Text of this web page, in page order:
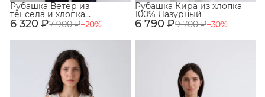
6 320 ₽7 900 ₽−20%
Рубашка Ветер из
тенсела и хлопка
Кремовый 6 790 ₽9 700 ₽−30%
Рубашка Кира из хлопка
100% Лазурный